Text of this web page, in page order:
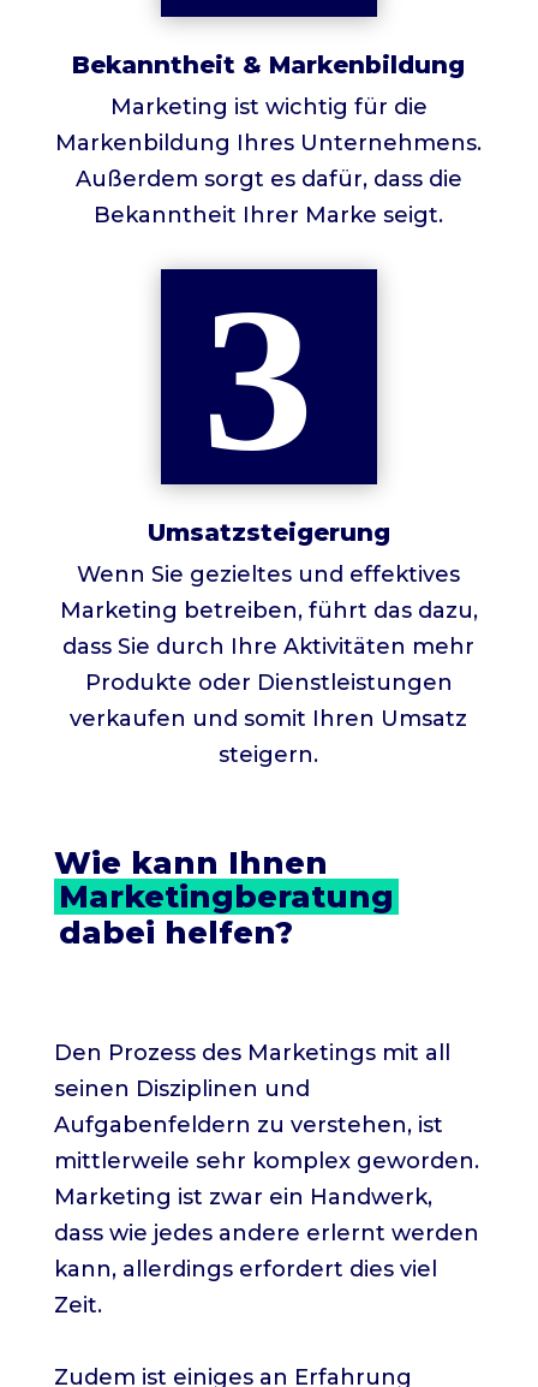
Bekanntheit & Markenbildung
Marketing ist wichtig für die
Markenbildung Ihres Unternehmens.
Außerdem sorgt es dafür, dass die
Bekanntheit Ihrer Marke seigt.
Umsatzsteigerung
Wenn Sie gezieltes und effektives
Marketing betreiben, führt das dazu,
dass Sie durch Ihre Aktivitäten mehr
Produkte oder Dienstleistungen
verkaufen und somit Ihren Umsatz
steigern.
Wie kann Ihnen
Marketingberatung
dabei helfen?
Den Prozess des Marketings mit all
seinen Disziplinen und
Aufgabenfeldern zu verstehen, ist
mittlerweile sehr komplex geworden.
Marketing ist zwar ein Handwerk,
dass wie jedes andere erlernt werden
kann, allerdings erfordert dies viel
Zeit.
Zudem ist einiges an Erfahrung